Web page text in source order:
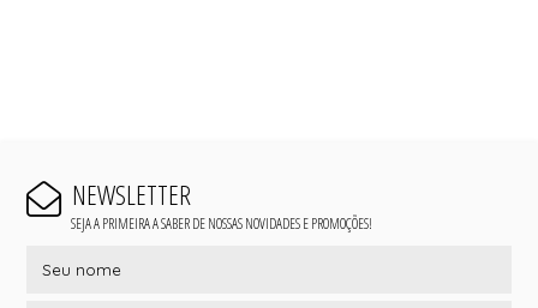
NEWSLETTER
SEJA A PRIMEIRA A SABER DE NOSSAS NOVIDADES E PROMOÇÕES!